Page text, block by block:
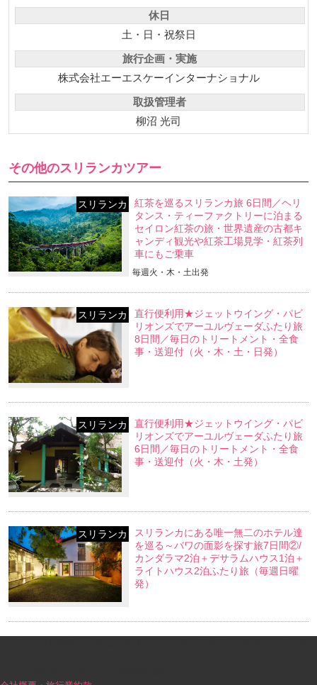
休日
土・日・祝祭日
旅行企画・実施
株式会社エーエスケーインターナショナル
取扱管理者
柳沼 光司
その他のスリランカツアー
スリランカ
紅茶を巡るスリランカ旅 6日間／ヘリ
タンス・ティーファクトリーに泊まる
セイロン紅茶の旅・世界遺産の古都キ
ャンディ観光や紅茶工場見学・紅茶列
車にもご乗車
毎週火・木・土出発
スリランカ
直行便利用★ジェットウイング・パビ
リオンズでアーユルヴェーダふたり旅
8日間／毎日のトリートメント・全食
事・送迎付（火・木・土・日発）
スリランカ
直行便利用★ジェットウイング・パビ
リオンズでアーユルヴェーダふたり旅
6日間／毎日のトリートメント・全食
事・送迎付（火・木・土発）
スリランカ
スリランカにある唯一無二のホテル達
を巡る～バワの面影を探す旅7日間②/
カンダラマ2泊＋デサラムハウス1泊＋
ライトハウス2泊ふたり旅（毎週日曜
発）